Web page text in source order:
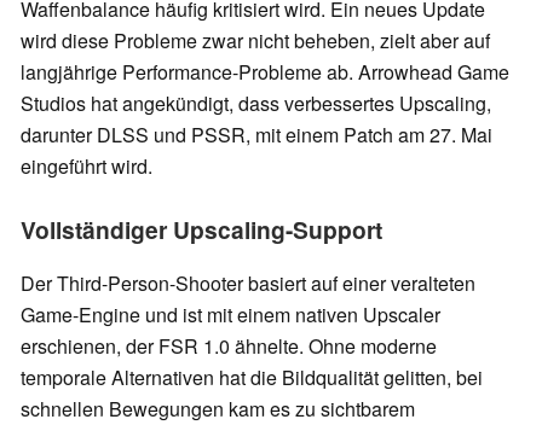
Waffenbalance häufig kritisiert wird. Ein neues Update
wird diese Probleme zwar nicht beheben, zielt aber auf
langjährige Performance-Probleme ab. Arrowhead Game
Studios hat angekündigt, dass verbessertes Upscaling,
darunter DLSS und PSSR, mit einem Patch am 27. Mai
eingeführt wird.
Vollständiger Upscaling-Support
Der Third-Person-Shooter basiert auf einer veralteten
Game-Engine und ist mit einem nativen Upscaler
erschienen, der FSR 1.0 ähnelte. Ohne moderne
temporale Alternativen hat die Bildqualität gelitten, bei
schnellen Bewegungen kam es zu sichtbarem